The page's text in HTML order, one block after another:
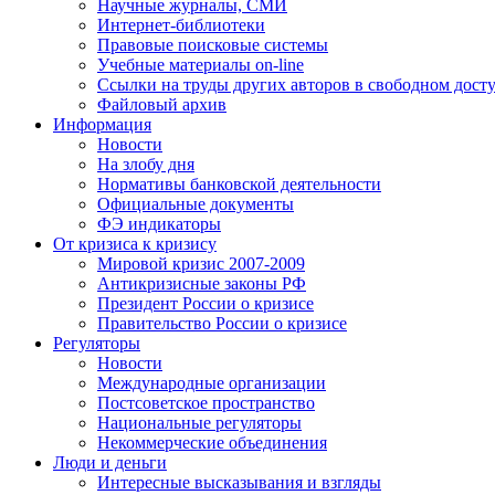
Научные журналы, СМИ
Интернет-библиотеки
Правовые поисковые системы
Учебные материалы on-line
Ссылки на труды других авторов в свободном
Файловый архив
Информация
Новости
На злобу дня
Нормативы банковской деятельности
Официальные документы
ФЭ индикаторы
От кризиса к кризису
Мировой кризис 2007-2009
Антикризисные законы РФ
Президент России о кризисе
Правительство России о кризисе
Регуляторы
Новости
Международные организации
Постсоветское пространство
Национальные регуляторы
Некоммерческие объединения
Люди и деньги
Интересные высказывания и взгляды